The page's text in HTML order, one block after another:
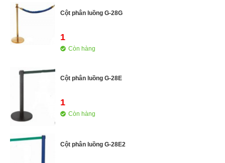
Cột phân luồng G-28G
1
Còn hàng
Cột phân luồng G-28E
1
Còn hàng
Cột phân luồng G-28E2